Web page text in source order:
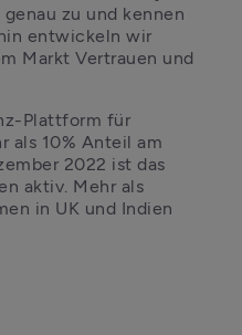
zu und kennen
entwickeln wir
Markt Vertrauen und
Plattform für
als 10% Anteil am
2022 ist das
aktiv. Mehr als
in UK und Indien